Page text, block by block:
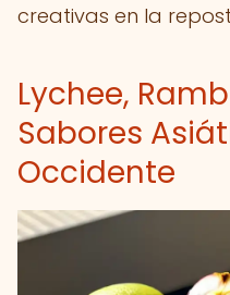
creativas en la
Lychee,
Sabores
Occidente